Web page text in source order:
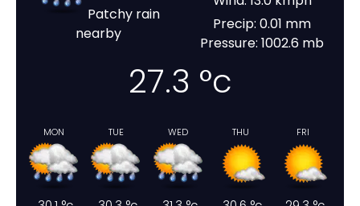
Patchy rain
nearby
Precip: 0.01 mm
Pressure: 1002.6 mb
27.3 °c
MON TUE WED THU FRI